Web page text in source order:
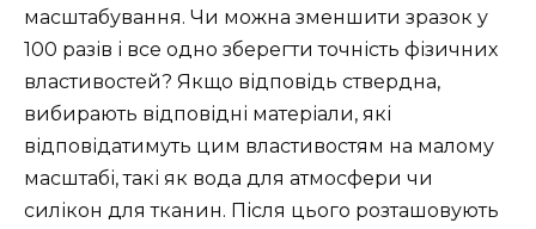
масштабування. Чи можна зменшити зразок у
100 разів і все одно зберегти точність фізичних
властивостей? Якщо відповідь ствердна,
вибирають відповідні матеріали, які
відповідатимуть цим властивостям на малому
масштабі, такі як вода для атмосфери чи
силікон для тканин. Після цього розташовують